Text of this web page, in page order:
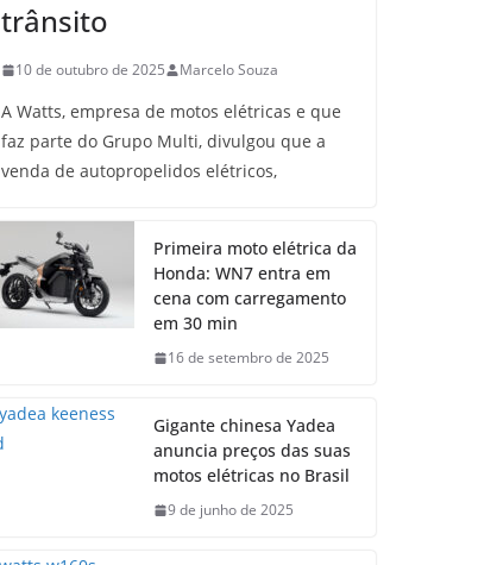
trânsito
10 de outubro de 2025 Marcelo Souza
A Watts, empresa de motos elétricas e que
faz parte do Grupo Multi, divulgou que a
venda de autopropelidos elétricos,
Primeira moto elétrica da
Honda: WN7 entra em
cena com carregamento
em 30 min
16 de setembro de 2025
Gigante chinesa Yadea
anuncia preços das suas
motos elétricas no Brasil
9 de junho de 2025